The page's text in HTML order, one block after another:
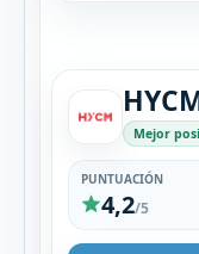
Mejor
PUNTUACIÓN
4,2/5